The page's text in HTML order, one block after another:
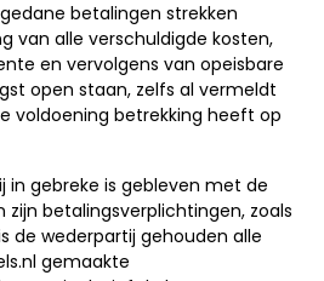
betalingen strekken
van alle verschuldigde kosten,
en vervolgens van opeisbare
open staan, zelfs al vermeldt
voldoening betrekking heeft op
in gebreke is gebleven met de
zijn betalingsverplichtingen, zoals
de wederpartij gehouden alle
gemaakte